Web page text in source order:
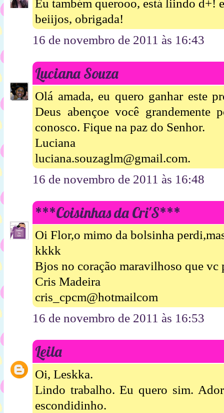
Eu também querooo, está liindo d+!
beiijos, obrigada!
16 de novembro de 2011 às 16:43
Luciana Souza
Olá amada, eu quero ganhar este
Deus abençoe você grandemente
conosco. Fique na paz do Senhor.
Luciana
luciana.souzaglm@gmail.com.
16 de novembro de 2011 às 16:48
***Coisinhas da Cri'S***
Oi Flor,o mimo da bolsinha
kkkk
Bjos no coração maravilhoso que
Cris Madeira
cris_cpcm@hotmailcom
16 de novembro de 2011 às 16:53
Leila
Oi, Leskka.
Lindo trabalho. Eu quero sim.
escondidinho.